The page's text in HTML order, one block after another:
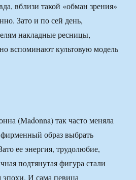
вблизи такой «обман зрения»
Зато и по сей день,
накладные ресницы,
вспоминают культовую модель
(Madonna) так часто меняла
образ выбрать
ее энергия, трудолюбие,
подтянутая фигура стали
И сама певица